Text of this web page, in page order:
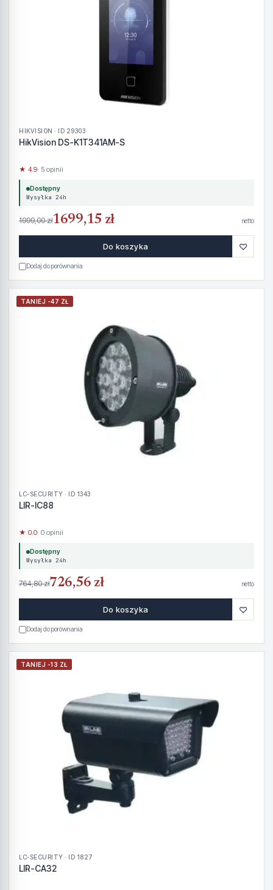
HIKVISION · ID 29303
HikVision DS-K1T341AM-S
★ 4.9· 5 opinii
Dostępny
Wysyłka 24h
1999,00 zł1699,15 zł netto
Do koszyka ♡
Dodaj do porównania
TANIEJ -47 ZŁ
LC-SECURITY · ID 1343
LIR-IC88
★ 0.0· 0 opinii
Dostępny
Wysyłka 24h
764,80 zł726,56 zł netto
Do koszyka ♡
Dodaj do porównania
TANIEJ -13 ZŁ
LC-SECURITY · ID 1827
LIR-CA32